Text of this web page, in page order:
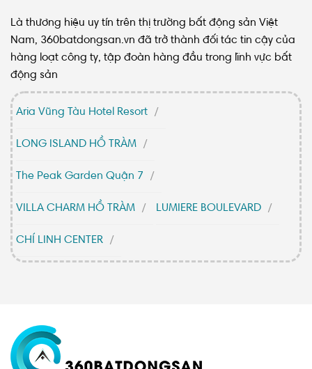
Là thương hiệu uy tín trên thị trường bất động sản Việt
Nam, 360batdongsan.vn đã trở thành đối tác tin cậy của
hàng loạt công ty, tập đoàn hàng đầu trong lĩnh vực bất
động sản
Aria Vũng Tàu Hotel Resort
LONG ISLAND HỒ TRÀM
The Peak Garden Quận 7
VILLA CHARM HỒ TRÀM LUMIERE BOULEVARD
CHÍ LINH CENTER